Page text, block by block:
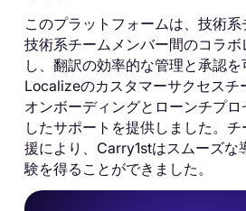
このプラットフォームは、技術
技術系チームメンバー間のコラ
し、翻訳の効率的な管理と承認を
Localizeのカスタマーサクセスチ
オンボーディングとローンチプ
したサポートを提供しました。
援により、Carry1stはスムーズな
験を得ることができました。